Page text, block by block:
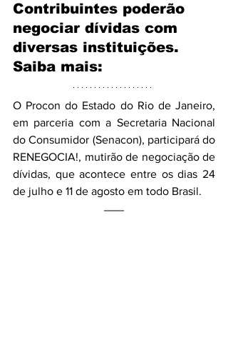
Contribuintes poderão
negociar dívidas com
diversas instituições.
Saiba mais:
O Procon do Estado do Rio de Janeiro,
em parceria com a Secretaria Nacional
do Consumidor (Senacon), participará do
RENEGOCIA!, mutirão de negociação de
dívidas, que acontece entre os dias 24
de julho e 11 de agosto em todo Brasil.